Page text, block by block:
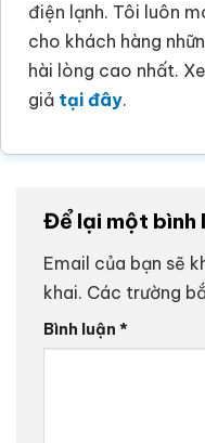
điện lạnh. Tôi luôn
cho khách hàng
hài lòng cao nhất.
giả tại đây.
Để lại một bình
Email của bạn sẽ
khai. Các trường
Bình luận *